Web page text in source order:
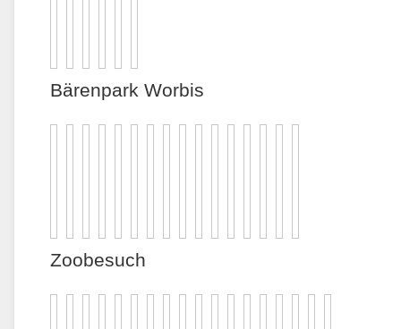
Bärenpark Worbis
Zoobesuch